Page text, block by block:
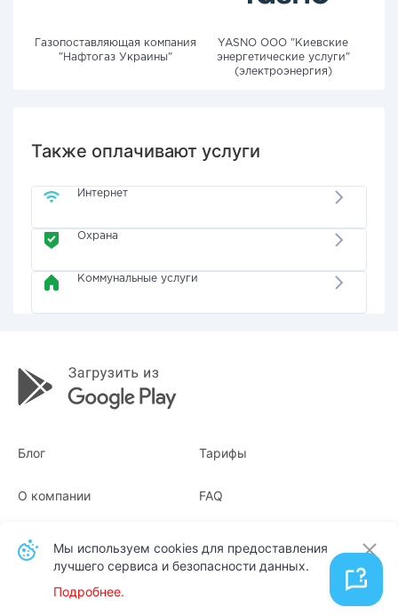
Газопоставляющая компания
"Нафтогаз Украины"
YASNO OOO "Киевские
энергетические услуги"
(электроэнергия)
Также оплачивают услуги
Интернет
Охрана
Коммунальные услуги
Блог Тарифы
О компании
Квитанции
FAQ
Мы используем cookies для предоставления
лучшего сервиса и безопасности данных.
Подробнее.